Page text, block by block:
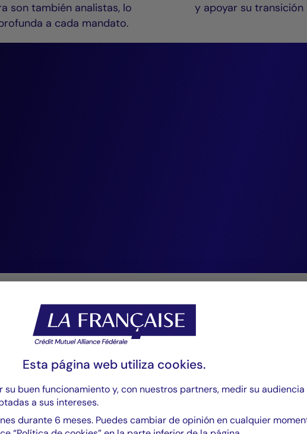
son también analistas, lo
a cada mandato.
y apoyar su
de LF SAM
Esta página web utiliza cookies.
su buen funcionamiento y, con nuestros partners, medir su audiencia
a sus intereses.
durante 6 meses. Puedes cambiar de opinión en cualquier